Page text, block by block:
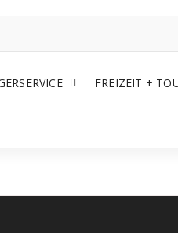
FREIZEIT +